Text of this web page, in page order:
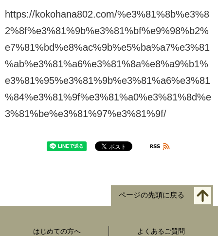
https://kokohana802.com/%e3%81%8b%e3%8
2%8f%e3%81%9b%e3%81%bf%e9%98%b2%
e7%81%bd%e8%ac%9b%e5%ba%a7%e3%81
%ab%e3%81%a6%e3%81%8a%e8%a9%b1%
e3%81%95%e3%81%9b%e3%81%a6%e3%81
%84%e3%81%9f%e3%81%a0%e3%81%8d%e
3%81%be%e3%81%97%e3%81%9f/
ページの先頭に戻る
はじめての方へ よくあるご質問